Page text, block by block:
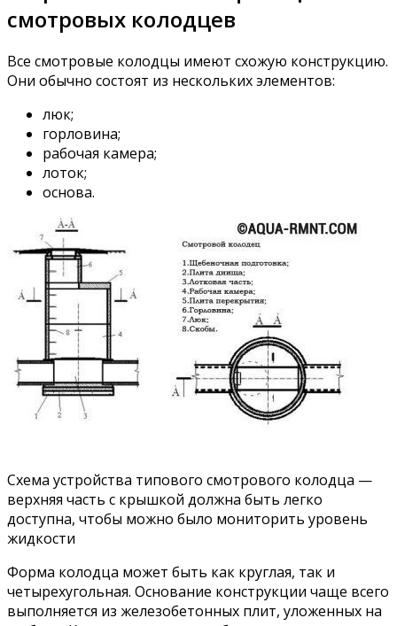
смотровых колодцев
Все смотровые колодцы имеют схожую конструкцию.
Они обычно состоят из нескольких элементов:
люк;
горловина;
рабочая камера;
лоток;
основа.
Схема устройства типового смотрового колодца —
верхняя часть с крышкой должна быть легко
доступна, чтобы можно было мониторить уровень
жидкости
Форма колодца может быть как круглая, так и
четырехугольная. Основание конструкции чаще всего
выполняется из железобетонных плит, уложенных на